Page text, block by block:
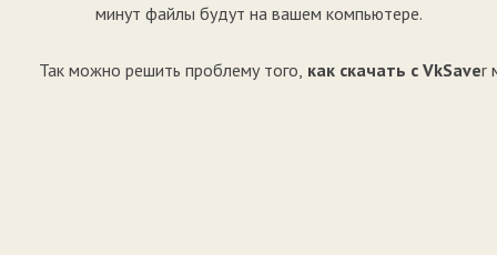
минут файлы будут на вашем компьютере.
Так можно решить проблему того, как скачать с VkSaver